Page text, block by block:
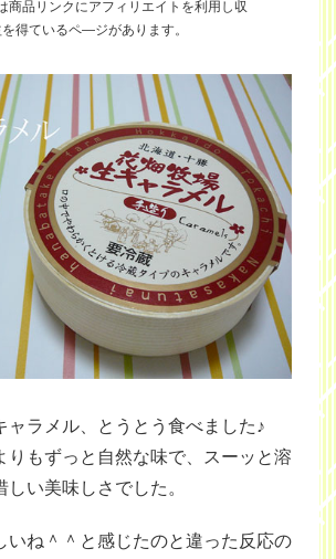
商品リンクにアフィリエイトを利用し収
を得ているペ―ジがあります。
ャラメル、とうとう食べました♪
りもずっと自然な味で、スーッと溶
い美味しさでした。
いね＾＾と感じたのと違った反応の